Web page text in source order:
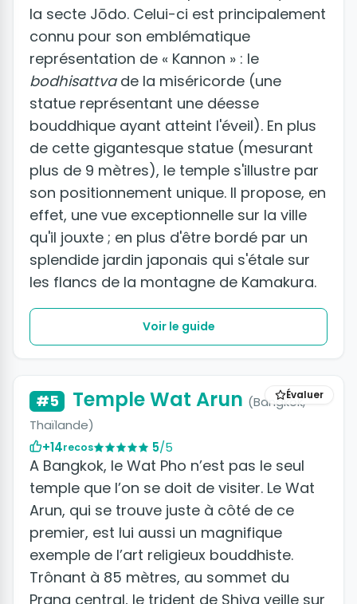
la secte Jōdo. Celui-ci est principalement
connu pour son emblématique
représentation de « Kannon » : le
bodhisattvade la miséricorde (une
statue représentant une déesse
bouddhique ayant atteint l'éveil). En plus
de cette gigantesque statue (mesurant
plus de 9 mètres), le temple s'illustre par
son positionnement unique. Il propose, en
effet, une vue exceptionnelle sur la ville
qu'il jouxte ; en plus d'être bordé par un
splendide jardin japonais qui s'étale sur
les flancs de la montagne de Kamakura.
Voir le guide
Évaluer
#5 Temple Wat Arun (Bangkok,
Thaïlande)
+14recos 5/5
A Bangkok, le Wat Pho n’est pas le seul
temple que l’on se doit de visiter. Le Wat
Arun, qui se trouve juste à côté de ce
premier, est lui aussi un magnifique
exemple de l’art religieux bouddhiste.
Trônant à 85 mètres, au sommet du
Prang central, le trident de Shiva veille sur